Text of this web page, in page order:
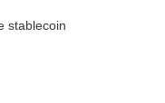
stablecoin